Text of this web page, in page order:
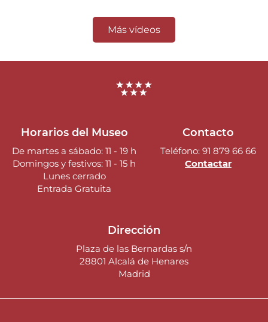
Más vídeos
Horarios del Museo
De martes a sábado: 11 - 19 h
Domingos y festivos: 11 - 15 h
Lunes cerrado
Entrada Gratuita
Contacto
Teléfono: 91 879 66 66
Contactar
Dirección
Plaza de las Bernardas s/n
28801 Alcalá de Henares
Madrid